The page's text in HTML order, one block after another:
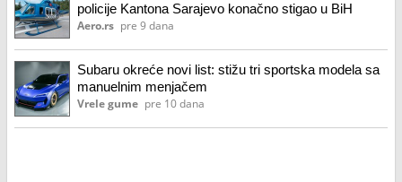
policije Kantona Sarajevo konačno stigao u BiH
Aero.rs pre 9 dana
Subaru okreće novi list: stižu tri sportska modela sa
manuelnim menjačem
Vrele gume pre 10 dana